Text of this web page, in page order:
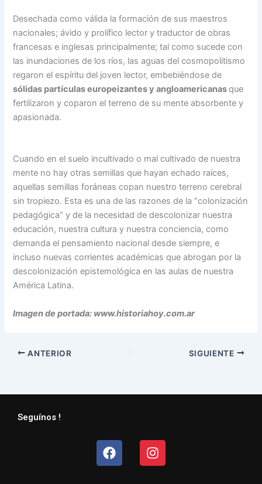
Desechada como válida la formación de sus maestros
nacionales; ávido y prolífico lector y traductor de obras
francesas e inglesas principalmente; tal como sucede con
las inundaciones de los ríos, las aguas del cosmopolitismo
regaron el espíritu del joven lector, embebiéndose de
sólidas partículas europeizantes y angloamericanasque
fertilizaron y coparon el terreno de su mente absorbente y
apasionada.
Cuando en el suelo incultivado o mal cultivado de nuestra
mente no hay otras semillas que hayan echado raíces,
aquellas semillas foráneas copan nuestro terreno cerebral
sin tropiezo. Esta es una de las razones de la “colonización
pedagógica” y de la necesidad de descolonizar nuestra
educación, nuestra cultura y nuestra conciencia, como
demanda el pensamiento nacional desde siempre, e
incluso nuevas corrientes académicas que abrogan por la
descolonización epistemológica en las aulas de nuestra
América Latina.
Imagen de portada: www.historiahoy.com.ar
ANTERIOR SIGUIENTE
Seguínos !